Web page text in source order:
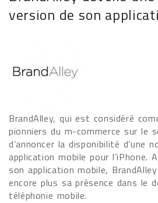
version de son
BrandAlley, qui est considéré
pionniers du m-commerce sur le
d’annoncer la disponibilité d’une
application mobile pour l’iPhone.
son application mobile,
encore plus sa présence dans le
téléphonie mobile.